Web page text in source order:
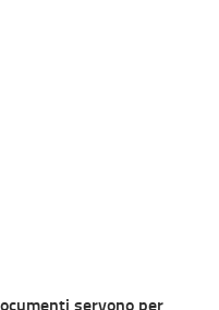
servono per